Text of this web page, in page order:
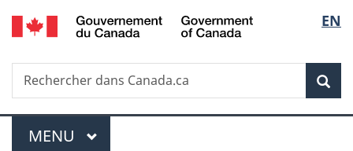
Passer
au
principal
Passer
à
Au
du
Passer
à
version
simplifiée
de
la
EN
Recherche
Rechercher
dans
Menu
MENU PRINCIPAL